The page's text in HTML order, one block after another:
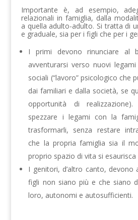
Importante è, ad esempio,
relazionali in famiglia, dalla
a quella adulto-adulto. Si tratta di
e graduale, sia per i figli che per i
I primi devono rinunciare al
avventurarsi verso nuovi
sociali (“lavoro” psicologico che
dai familiari e dalla società, se
opportunità di
spezzare i legami con la
trasformarli, senza restare
che la propria famiglia sia il
proprio spazio di vita si esaurisca
I genitori, d’altro canto, devono
figli non siano più e che siano
loro, autonomi e autosufficienti.